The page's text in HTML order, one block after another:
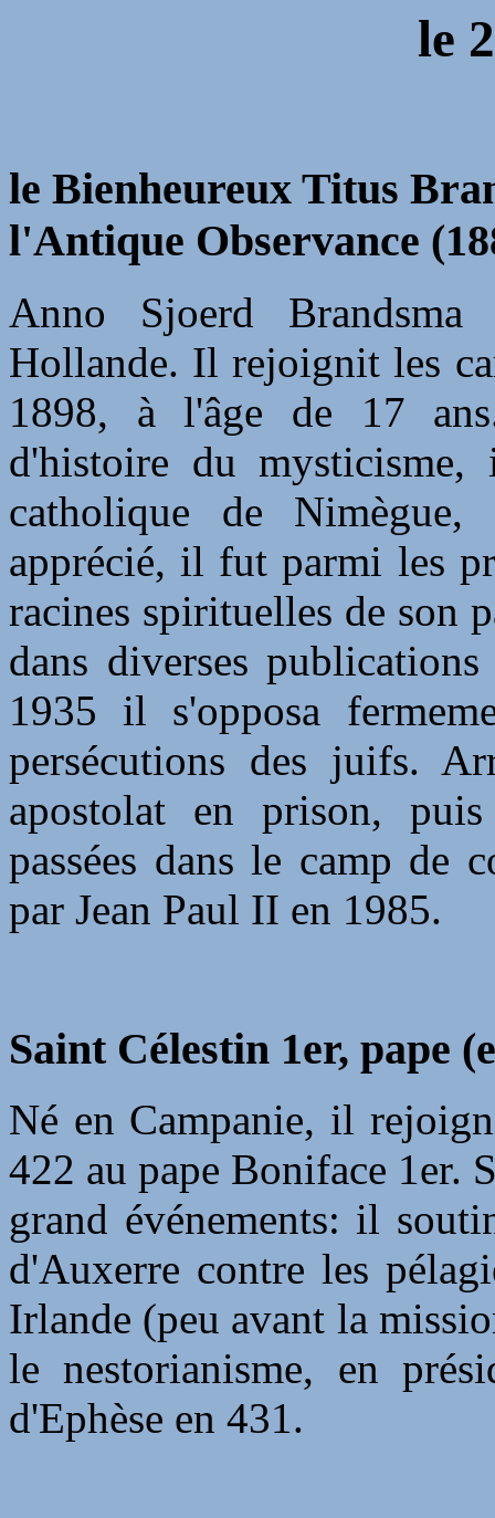
le
le Bienheureux Titus
l'Antique Observance
Anno Sjoerd
Hollande. Il rejoignit les
1898, à l'âge de 17
d'histoire du
catholique de Nimègue,
apprécié, il fut parmi les
racines spirituelles de son
dans diverses
1935 il s'opposa
persécutions des juifs.
apostolat en prison,
passées dans le camp de
par Jean Paul II en 1985.
Saint Célestin 1er, pape
Né en Campanie, il
422 au pape Boniface 1er.
grand événements: il
d'Auxerre contre les
Irlande (peu avant la
le nestorianisme, en
d'Ephèse en 431.